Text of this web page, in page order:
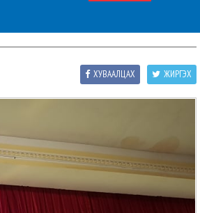
ЖИРГЭХ
ХУВААЛЦАХ